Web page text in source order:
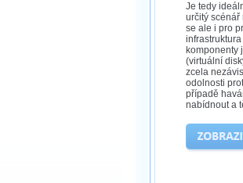
Je tedy
určitý
se ale i pro
komponenty
(virtuální
zcela
odolnosti
případě
nabídnout a